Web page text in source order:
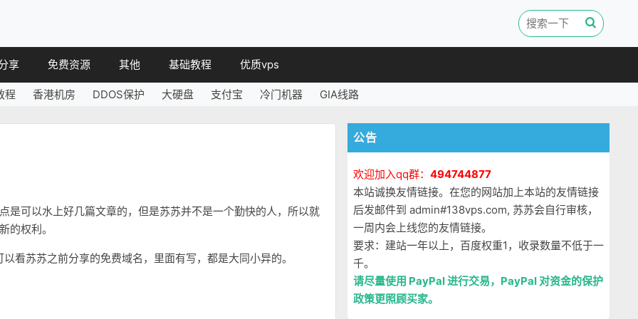
享 免费资源
免费空间
其他
简讯
基础教程 优质vps
程 香港机房 DDOS保护 大硬盘 支付宝 冷门机器 GIA线路
是可以水上好几篇文章的，但是苏苏并不是一个勤快的人，所以就
的权利。
看苏苏之前分享的免费域名，里面有写，都是大同小异的。
公告
欢迎加入qq群： 494744877
本站诚换友情链接。在您的网站加上本站的友情链接
后发邮件到 admin#138vps.com, 苏苏会自行审核，
一周内会上线您的友情链接。
要求：建站一年以上，百度权重1，收录数量不低于一
千。
请尽量使用 PayPal 进行交易，PayPal 对资金的保护
政策更照顾买家。